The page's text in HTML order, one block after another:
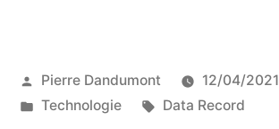
Publié
par
Pierre Dandumont
12/04/2021
Publié
Technologie Étiquettes :
Data Record